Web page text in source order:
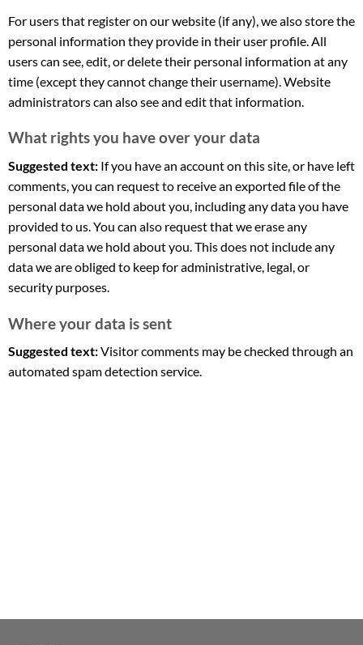
For users that register on our website (if any), we also store the
personal information they provide in their user profile. All
users can see, edit, or delete their personal information at any
time (except they cannot change their username). Website
administrators can also see and edit that information.
What rights you have over your data
Suggested text: If you have an account on this site, or have left
comments, you can request to receive an exported file of the
personal data we hold about you, including any data you have
provided to us. You can also request that we erase any
personal data we hold about you. This does not include any
data we are obliged to keep for administrative, legal, or
security purposes.
Where your data is sent
Suggested text:Visitor comments may be checked through an
automated spam detection service.